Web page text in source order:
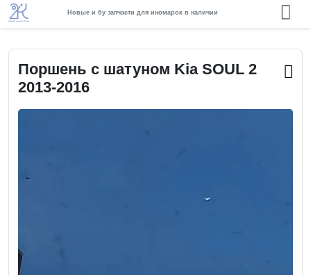
Новые и бу запчасти для иномарок в наличии
Поршень с шатуном Kia SOUL 2
2013-2016